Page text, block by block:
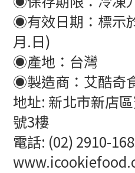
◉有效日期：標示
月.日)
◉產地：台灣
◉製造商：艾酷奇
地址: 新北市新店
號3樓
電話: (02) 2910-